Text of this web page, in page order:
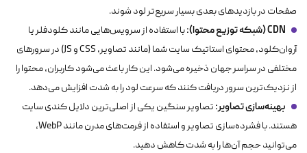
صفحات در بازدیدهای بعدی بسیار سریع‌تر لود شوند.
CDN (شبکه توزیع محتوا):
با استفاده از سرویس‌هایی مانند کلودفلر یا
آروان‌کلود، محتوای استاتیک سایت شما (مانند تصاویر، CSS و JS) در سرورهای
مختلفی در سراسر جهان ذخیره می‌شود. این کار باعث می‌شود کاربران، محتوا را
از نزدیک‌ترین سرور دریافت کنند که سرعت لود را به شدت افزایش می‌دهد.
بهینه‌سازی تصاویر: تصاویر سنگین یکی از اصلی‌ترین دلایل کندی سایت
هستند. با فشرده‌سازی تصاویر و استفاده از فرمت‌های مدرن مانند WebP،
می‌توانید حجم آن‌ها را به شدت کاهش دهید.